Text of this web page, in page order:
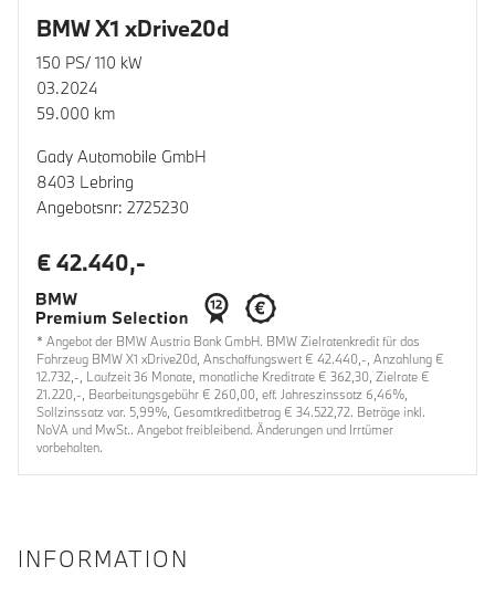
BMW X1 xDrive20d
150 PS/ 110 kW
03.2024
59.000 km
Gady Automobile GmbH
8403 Lebring
Angebotsnr: 2725230
€ 42.440,-
* Angebot der BMW Austria Bank GmbH. BMW Zielratenkredit für das
Fahrzeug BMW X1 xDrive20d, Anschaffungswert € 42.440,-, Anzahlung €
12.732,-, Laufzeit 36 Monate, monatliche Kreditrate € 362,30, Zielrate €
21.220,-, Bearbeitungsgebühr € 260,00, eff. Jahreszinssatz 6,46%,
Sollzinssatz var. 5,99%, Gesamtkreditbetrag € 34.522,72. Beträge inkl.
NoVA und MwSt.. Angebot freibleibend. Änderungen und Irrtümer
vorbehalten.
INFORMATION